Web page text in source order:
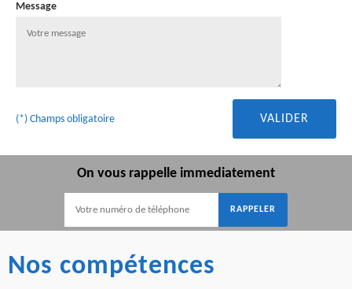
Message
(*) Champs obligatoire
On vous rappelle immediatement
Nos compétences